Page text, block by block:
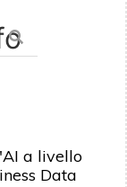
a livello
Data